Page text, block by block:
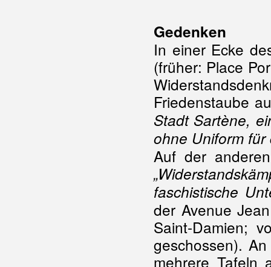
Gedenken
In einer Ecke
(früher: Place
Friedenstaube
Stadt Sartène,
ohne Uniform für
Auf der
faschistische
der Avenue
Saint-Damien;
geschossen).
mehrere Tafeln